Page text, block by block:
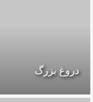
دروغ بزرگ